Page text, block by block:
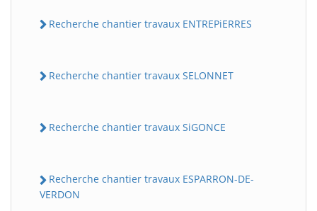
Recherche chantier travaux ENTREPiERRES
Recherche chantier travaux SELONNET
Recherche chantier travaux SiGONCE
Recherche chantier travaux ESPARRON-DE-
VERDON